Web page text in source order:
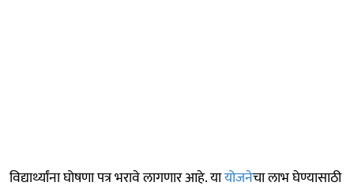
विद्यार्थ्यांना घोषणा पत्र भरावे लागणार आहे. यायोजनेचा लाभ घेण्यासाठी